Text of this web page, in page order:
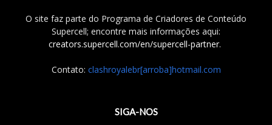
O site faz parte do Programa de Criadores de Conteúdo
Supercell; encontre mais informações aqui:
creators.supercell.com/en/supercell-partner.
Contato: clashroyalebr[arroba]hotmail.com
SIGA-NOS